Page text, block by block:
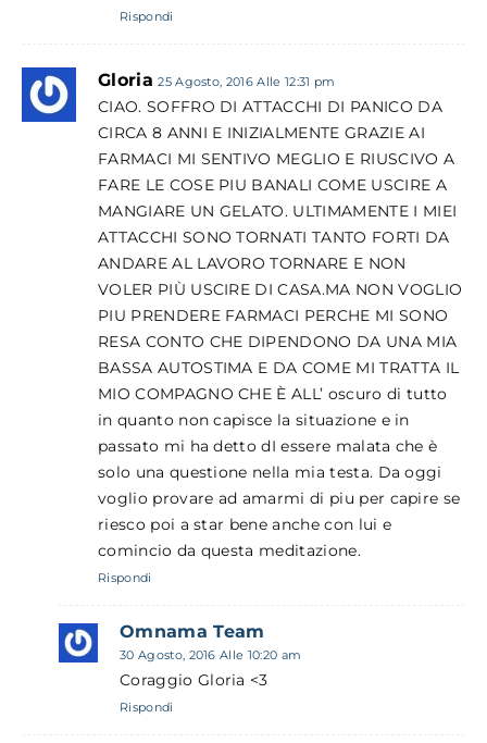
Rispondi
Gloria 25 Agosto, 2016 Alle 12:31 pm
CIAO. SOFFRO DI ATTACCHI DI PANICO DA
CIRCA 8 ANNI E INIZIALMENTE GRAZIE AI
FARMACI MI SENTIVO MEGLIO E RIUSCIVO A
FARE LE COSE PIU BANALI COME USCIRE A
MANGIARE UN GELATO. ULTIMAMENTE I MIEI
ATTACCHI SONO TORNATI TANTO FORTI DA
ANDARE AL LAVORO TORNARE E NON
VOLER PIÙ USCIRE DI CASA.MA NON VOGLIO
PIU PRENDERE FARMACI PERCHE MI SONO
RESA CONTO CHE DIPENDONO DA UNA MIA
BASSA AUTOSTIMA E DA COME MI TRATTA IL
MIO COMPAGNO CHE È ALL’ oscuro di tutto
in quanto non capisce la situazione e in
passato mi ha detto dI essere malata che è
solo una questione nella mia testa. Da oggi
voglio provare ad amarmi di piu per capire se
riesco poi a star bene anche con lui e
comincio da questa meditazione.
Rispondi
Omnama Team
30 Agosto, 2016 Alle 10:20 am
Coraggio Gloria <3
Rispondi